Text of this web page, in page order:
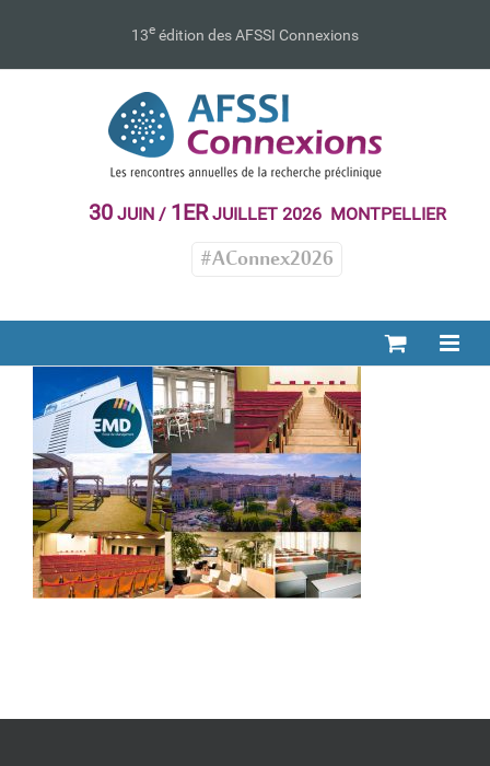
13e édition des AFSSI Connexions
30JUIN / 1ERJUILLET 2026 MONTPELLIER
#AConnex2026